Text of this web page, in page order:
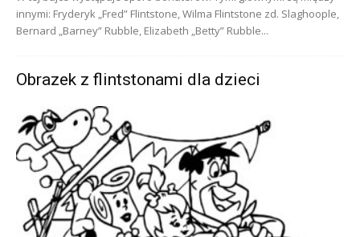
innymi: Fryderyk „Fred” Flintstone, Wilma Flintstone zd. Slaghoople,
Bernard „Barney” Rubble, Elizabeth „Betty” Rubble...
Obrazek z flintstonami dla dzieci